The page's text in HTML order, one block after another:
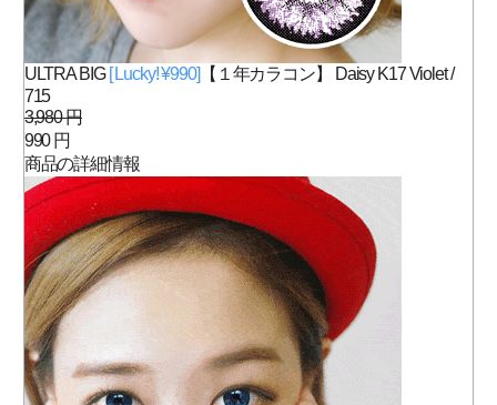
ULTRA BIG [ Lucky! ¥990] 【１年カラコン】 Daisy K17 Violet /
715
3,980 円
990 円
商品の詳細情報